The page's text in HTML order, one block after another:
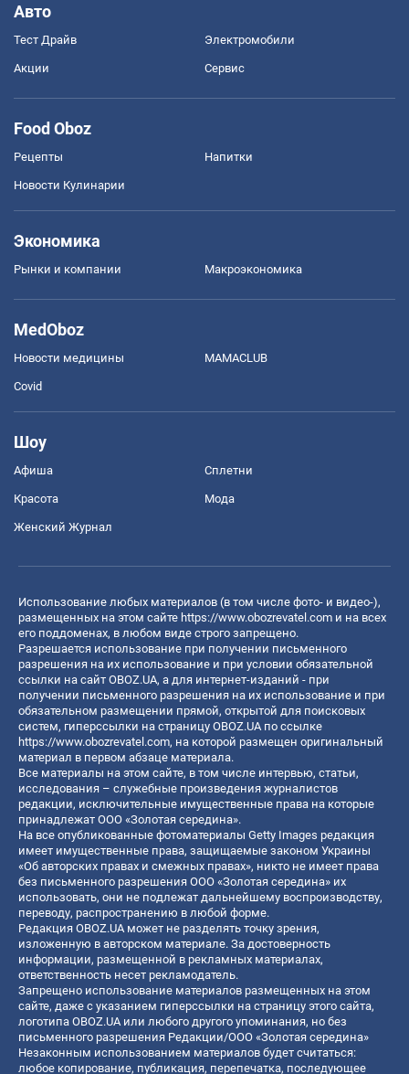
Авто
Тест Драйв Электромобили
Акции Сервис
Food Oboz
Рецепты Напитки
Новости Кулинарии
Экономика
Рынки и компании Mакроэкономика
MedOboz
Новости медицины MAMACLUB
Covid
Шоу
Афиша Сплетни
Красота Мода
Женский Журнал
Использование любых материалов (в том числе фото- и видео-),
размещенных на этом сайте https://www.obozrevatel.com и на всех
его поддоменах, в любом виде строго запрещено.
Разрешается использование при получении письменного
разрешения на их использование и при условии обязательной
ссылки на сайт OBOZ.UA, а для интернет-изданий - при
получении письменного разрешения на их использование и при
обязательном размещении прямой, открытой для поисковых
систем, гиперссылки на страницу OBOZ.UA по ссылке
https://www.obozrevatel.com, на которой размещен оригинальный
материал в первом абзаце материала.
Все материалы на этом сайте, в том числе интервью, статьи,
исследования – служебные произведения журналистов
редакции, исключительные имущественные права на которые
принадлежат ООО «Золотая середина».
На все опубликованные фотоматериалы Getty Images редакция
имеет имущественные права, защищаемые законом Украины
«Об авторских правах и смежных правах», никто не имеет права
без письменного разрешения ООО «Золотая середина» их
использовать, они не подлежат дальнейшему воспроизводству,
переводу, распространению в любой форме.
Редакция OBOZ.UA может не разделять точку зрения,
изложенную в авторском материале. За достоверность
информации, размещенной в рекламных материалах,
ответственность несет рекламодатель.
Запрещено использование материалов размещенных на этом
сайте, даже с указанием гиперссылки на страницу этого сайта,
логотипа OBOZ.UA или любого другого упоминания, но без
письменного разрешения Редакции/ООО «Золотая середина»
Незаконным использованием материалов будет считаться:
любое копирование, публикация, перепечатка, последующее